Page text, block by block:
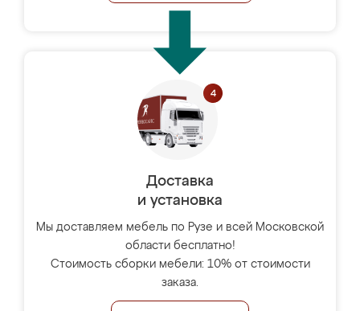
Доставка
и установка
Мы доставляем мебель по Рузе и всей Московской
области бесплатно!
Стоимость сборки мебели: 10% от стоимости
заказа.